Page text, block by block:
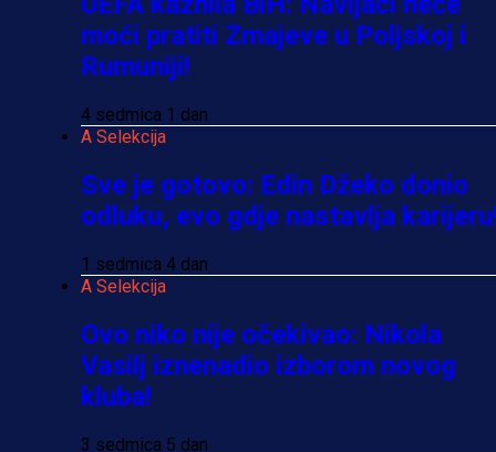
moći pratiti Zmajeve u Poljskoj i
Rumuniji!
4 sedmica 1 dan
A Selekcija
Sve je gotovo: Edin Džeko donio
odluku, evo gdje nastavlja
1 sedmica 4 dan
A Selekcija
Ovo niko nije očekivao: Nikola
Vasilj iznenadio izborom novog
kluba!
3 sedmica 5 dan